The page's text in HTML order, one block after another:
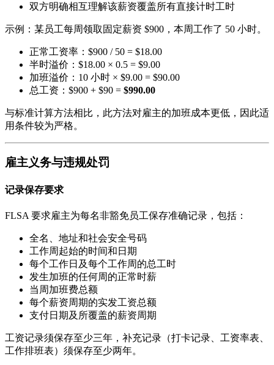
双方明确相互理解该薪资覆盖所有直接计时工时
示例：某员工每周领取固定薪资 $900，本周工作了 50 小时。
正常工资率：$900 / 50 = $18.00
半时溢价：$18.00 × 0.5 = $9.00
加班溢价：10 小时 × $9.00 = $90.00
总工资：$900 + $90 = $990.00
与标准计算方法相比，此方法对雇主的加班成本更低，因此适
用条件较为严格。
雇主义务与违规处罚
记录保存要求
FLSA 要求雇主为每名非豁免员工保存准确记录，包括：
全名、地址和社会安全号码
工作周起始的时间和日期
每个工作日及每个工作周的总工时
发生加班的任何周的正常时薪
当周加班费总额
每个薪资周期的实发工资总额
支付日期及所覆盖的薪资周期
工资记录须保存至少三年，补充记录（打卡记录、工资率表、
工作排班表）须保存至少两年。